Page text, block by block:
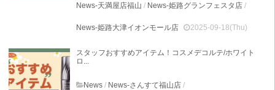
News-天満屋店福山 / News-姫路グランフェスタ店 /
News-姫路大津イオンモール店 2025-09-18(Thu)
スタッフおすすめアイテム！コスメデコルテ/ホワイト
ロ...
News / News-さんすて福山店 /